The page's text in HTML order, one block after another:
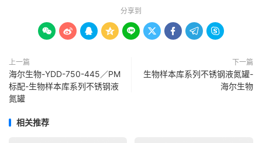
分享到
        
上一篇
海尔生物-YDD-750-445／PM
标配-生物样本库系列不锈钢液
氮罐
下一篇
生物样本库系列不锈钢液氮罐-
海尔生物
相关推荐